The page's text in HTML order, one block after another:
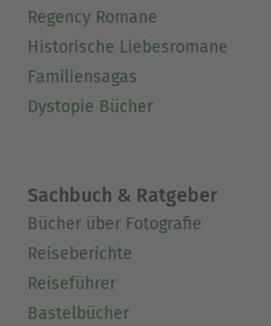
Regency Romane
Historische Liebesromane
Familiensagas
Dystopie Bücher
Sachbuch & Ratgeber
Bücher über Fotografie
Reiseberichte
Reiseführer
Bastelbücher